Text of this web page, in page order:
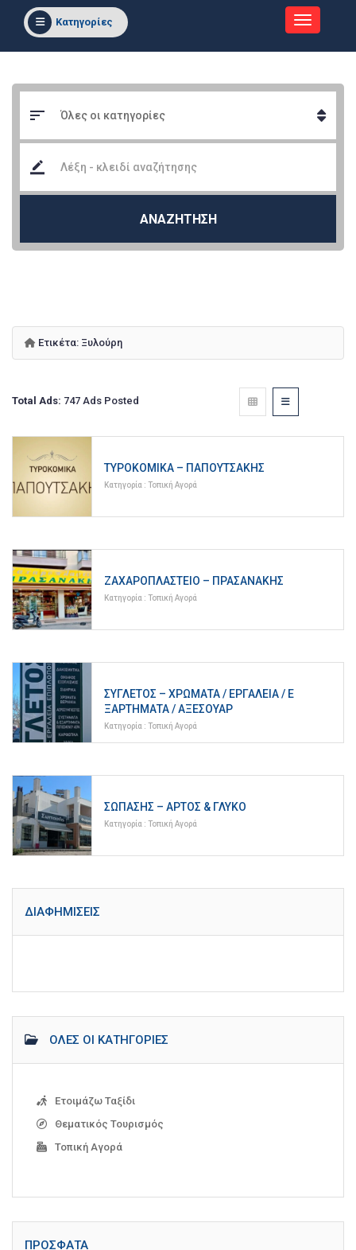
Κατηγορίες
ΑΝΑΖΗΤΗΣΗ
Ετικέτα: Ξυλούρη
Total Ads: 747 Ads Posted
ΤΥΡΟΚΟΜΙΚΆ – ΠΑΠΟΥΤΣΆΚΗΣ
Κατηγορία : Τοπική Αγορά
ΖΑΧΑΡΟΠΛΑΣΤΕΊΟ – ΠΡΑΣΑΝΆΚΗΣ
Κατηγορία : Τοπική Αγορά
ΣΥΓΛΈΤΟΣ – ΧΡΏΜΑΤΑ / ΕΡΓΑΛΕΊΑ / Ε
ΞΑΡΤΉΜΑΤΑ / ΑΞΕΣΟΥΆΡ
Κατηγορία : Τοπική Αγορά
ΣΩΠΑΣΉΣ – ΆΡΤΟΣ & ΓΛΥΚΌ
Κατηγορία : Τοπική Αγορά
ΔΙΑΦΗΜΊΣΕΙΣ
ΌΛΕΣ ΟΙ ΚΑΤΗΓΟΡΊΕΣ
Ετοιμάζω Ταξίδι
Θεματικός Τουρισμός
Τοπική Αγορά
ΠΡΌΣΦΑΤΑ